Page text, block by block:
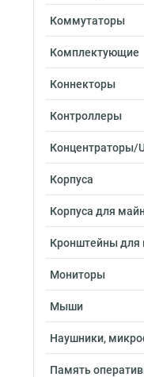
Коммутаторы
Комплектующие
Коннекторы
Контроллеры
Концентраторы/
Корпуса
Корпуса для
Кронштейны для
Мониторы
Мыши
Наушники,
Память